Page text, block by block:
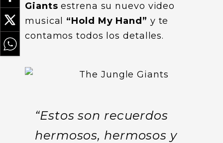
Giantsestrena su nuevo video
musical “Hold My Hand” y te
contamos todos los detalles.
“Estos son recuerdos
hermosos, hermosos y